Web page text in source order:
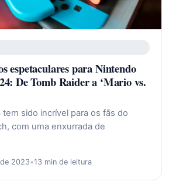
espetaculares para Nintendo
De Tomb Raider a ‘Mario vs.
tem sido incrível para os fãs do
com uma enxurrada de
2023•13 min de leitura